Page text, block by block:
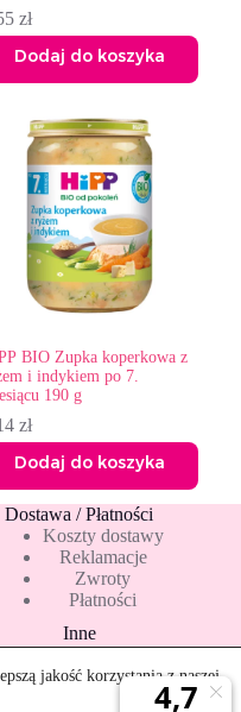
zł
Dodaj do koszyka
ΒIO Zupka koperkowa z
i indykiem po 7.
190 g
zł
Dodaj do koszyka
Dostawa / Płatności
Koszty dostawy
Reklamacje
Zwroty
Płatności
Inne
Pakiety 10 mleka
Mapa strony
Rekomendowane
jakość korzystania z naszej